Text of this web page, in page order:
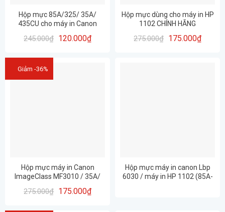
Hộp mực 85A/325/ 35A/
435CU cho máy in Canon
1102w, 1132mfp, 1212mfp
245.000₫ 120.000₫
Hộp mực dùng cho máy in HP
1102 CHÍNH HÃNG
DÙNG DRUM MISTU
275.000₫ 175.000₫
Giảm -36%
Hộp mực máy in Canon
ImageClass MF3010 / 35A/
– CHÍNH HÃNG PROSPECT
275.000₫ 175.000₫
Hộp mực máy in canon Lbp
6030 / máy in HP 1102 (85A-